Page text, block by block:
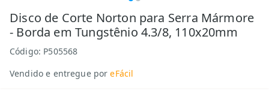
Disco de Corte Norton para Serra Mármore
- Borda em Tungstênio 4.3/8, 110x20mm
Código: P505568
Vendido e entregue por eFácil